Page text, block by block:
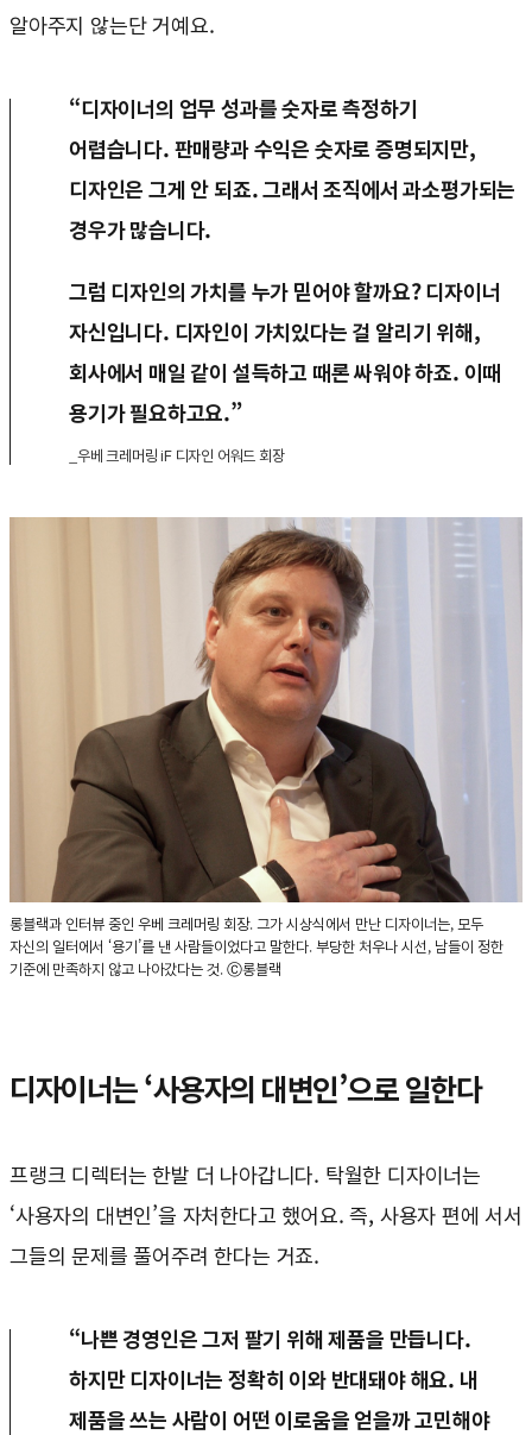
알아주지 않는단 거예요.
“디자이너의 업무 성과를 숫자로 측정하기
어렵습니다. 판매량과 수익은 숫자로 증명되지만,
디자인은 그게 안 되죠. 그래서 조직에서 과소평가되는
경우가 많습니다.
그럼 디자인의 가치를 누가 믿어야 할까요? 디자이너
자신입니다. 디자인이 가치있다는 걸 알리기 위해,
회사에서 매일 같이 설득하고 때론 싸워야 하죠. 이때
용기가 필요하고요.”
_우베 크레머링 iF 디자인 어워드 회장
롱블랙과 인터뷰 중인 우베 크레머링 회장. 그가 시상식에서 만난 디자이너는, 모두
자신의 일터에서 ‘용기’를 낸 사람들이었다고 말한다. 부당한 처우나 시선, 남들이 정한
기준에 만족하지 않고 나아갔다는 것. Ⓒ롱블랙
디자이너는 ‘사용자의 대변인’으로 일한다
프랭크 디렉터는 한발 더 나아갑니다. 탁월한 디자이너는
‘사용자의 대변인’을 자처한다고 했어요. 즉, 사용자 편에 서서
그들의 문제를 풀어주려 한다는 거죠.
“나쁜 경영인은 그저 팔기 위해 제품을 만듭니다.
하지만 디자이너는 정확히 이와 반대돼야 해요. 내
제품을 쓰는 사람이 어떤 이로움을 얻을까 고민해야